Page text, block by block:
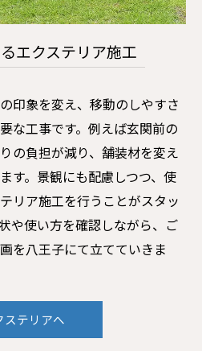
エクステリア施工
印象を変え、移動のしやすさ
な工事です。例えば玄関前の
の負担が減り、舗装材を変え
す。景観にも配慮しつつ、使
リア施工を行うことがスタッ
や使い方を確認しながら、ご
を八王子にて立てていきま
ステリアへ